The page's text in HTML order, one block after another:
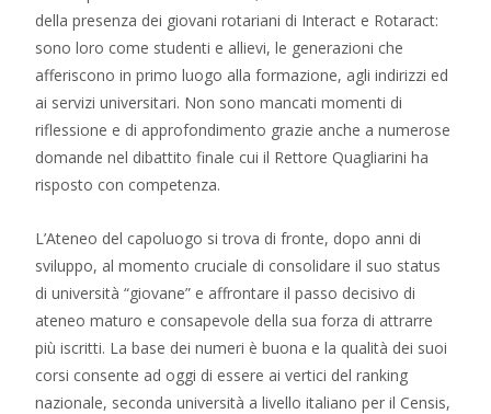
della presenza dei giovani rotariani di Interact e Rotaract:
sono loro come studenti e allievi, le generazioni che
afferiscono in primo luogo alla formazione, agli indirizzi ed
ai servizi universitari. Non sono mancati momenti di
riflessione e di approfondimento grazie anche a numerose
domande nel dibattito finale cui il Rettore Quagliarini ha
risposto con competenza.
L’Ateneo del capoluogo si trova di fronte, dopo anni di
sviluppo, al momento cruciale di consolidare il suo status
di università “giovane” e affrontare il passo decisivo di
ateneo maturo e consapevole della sua forza di attrarre
più iscritti. La base dei numeri è buona e la qualità dei suoi
corsi consente ad oggi di essere ai vertici del ranking
nazionale, seconda università a livello italiano per il Censis,